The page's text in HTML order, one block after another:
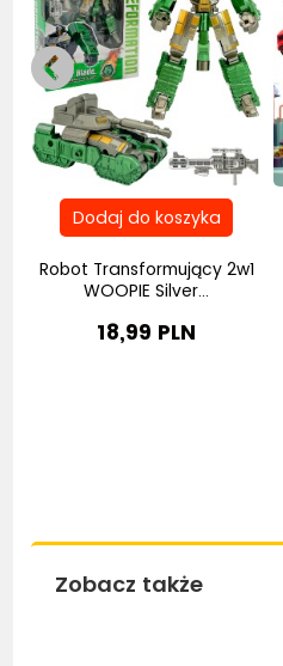
Robot Transformujący 2w1
WOOPIE Silver...
18,99 PLN
Zobacz także